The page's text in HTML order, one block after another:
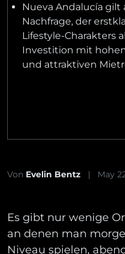
Nueva Andalucía
Nachfrage, der
Lifestyle-Charakters
Investition mit
und attraktiven
Von Evelin Bentz | May
Es gibt nur wenige
an denen man
Niveau spielen,